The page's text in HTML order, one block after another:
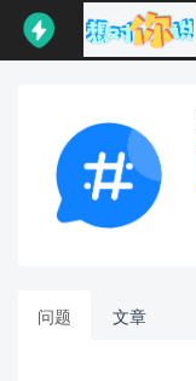
问题 文章